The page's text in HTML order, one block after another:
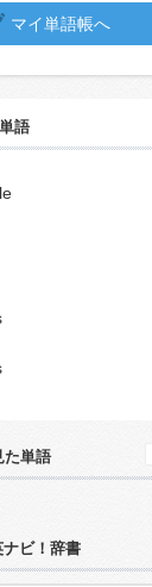
マイ単語帳へ
語
た単語
ナビ！辞書